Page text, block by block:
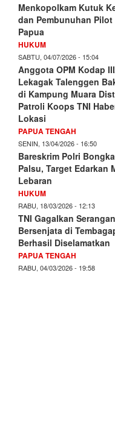
Menkopolkam Kutuk
dan Pembunuhan
Papua
HUKUM
SABTU, 04/07/2026 - 15:04
Anggota OPM Kodap
Lekagak Talenggen
di Kampung Muara
Patroli Koops TNI
Lokasi
PAPUA TENGAH
SENIN, 13/04/2026 - 16:50
Bareskrim Polri
Palsu, Target Edarkan
Lebaran
HUKUM
RABU, 18/03/2026 - 12:13
TNI Gagalkan
Bersenjata di
Berhasil Diselamatkan
PAPUA TENGAH
RABU, 04/03/2026 - 19:58